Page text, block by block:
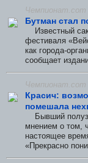
Бутман стал
Известный
фестиваля
как города-
сообщает
Красич:
помешала
Бывший
мнением о том,
настоящее
«Прекрасно